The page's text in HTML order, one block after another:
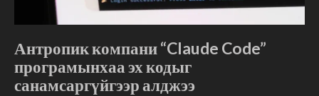
Антропик компани “Claude Code”
програмынхаа эх кодыг
санамсаргүйгээр алджээ